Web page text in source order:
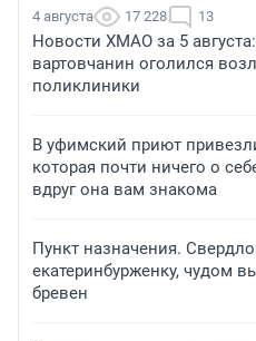
4 августа 17 228 13
Новости ХМАО за 5
вартовчанин оголился
поликлиники
В уфимский приют
которая почти ничего о
вдруг она вам знакома
Пункт назначения.
екатеринбурженку, чудом
бревен